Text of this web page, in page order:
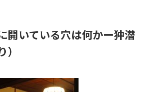
開いている穴は何かー狆潜